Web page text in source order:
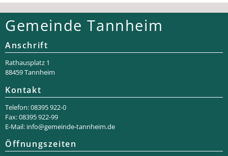
Gemeinde Tannheim
Anschrift
Rathaus­platz 1
88459 Tannheim
Kontakt
Telefon: 08395 922-0
Fax: 08395 922-99
E-Mail: info@gemeinde-tannheim.de
Öffnungszeiten